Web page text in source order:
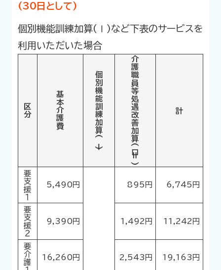
(30日として)
個別機能訓練加算(Ⅰ)など下表のサービスを
利用いただいた場合
区分 基本介護費 個別機能訓練
加算(Ⅰ)
介護職員等
処遇改善加算(Ⅱロ) 計
要支援１ 5,490円 895円 6,745円
要支援２ 9,390円 1,492円 11,242円
要介護１ 16,260円 2,543円 19,163円